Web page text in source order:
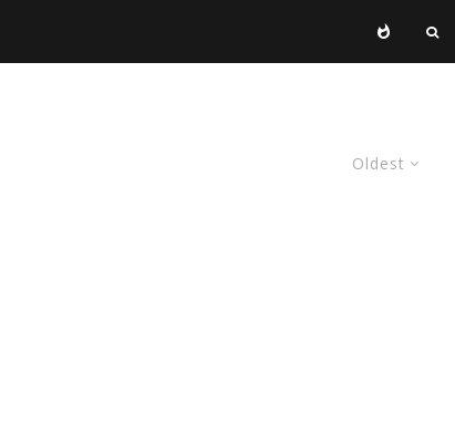
Oldest